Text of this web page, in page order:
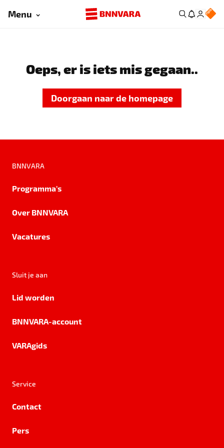
Menu
Oeps, er is iets mis gegaan..
Doorgaan naar de homepage
BNNVARA
Programma's
Over BNNVARA
Vacatures
Sluit je aan
Lid worden
BNNVARA-account
VARAgids
Service
Contact
Pers